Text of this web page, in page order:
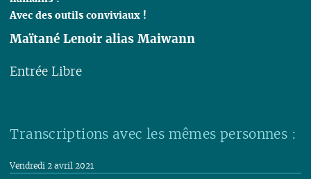
Avec des outils conviviaux !
Maïtané Lenoir alias Maiwann
Entrée Libre
Transcriptions avec les mêmes personnes :
Vendredi 2 avril 2021